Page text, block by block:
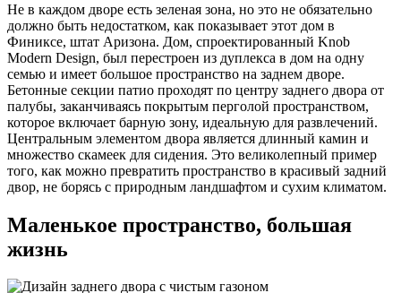
Не в каждом дворе есть зеленая зона, но это не обязательно
должно быть недостатком, как показывает этот дом в
Финиксе, штат Аризона. Дом, спроектированный Knob
Modern Design, был перестроен из дуплекса в дом на одну
семью и имеет большое пространство на заднем дворе.
Бетонные секции патио проходят по центру заднего двора от
палубы, заканчиваясь покрытым перголой пространством,
которое включает барную зону, идеальную для развлечений.
Центральным элементом двора является длинный камин и
множество скамеек для сидения. Это великолепный пример
того, как можно превратить пространство в красивый задний
двор, не борясь с природным ландшафтом и сухим климатом.
Маленькое пространство, большая
жизнь